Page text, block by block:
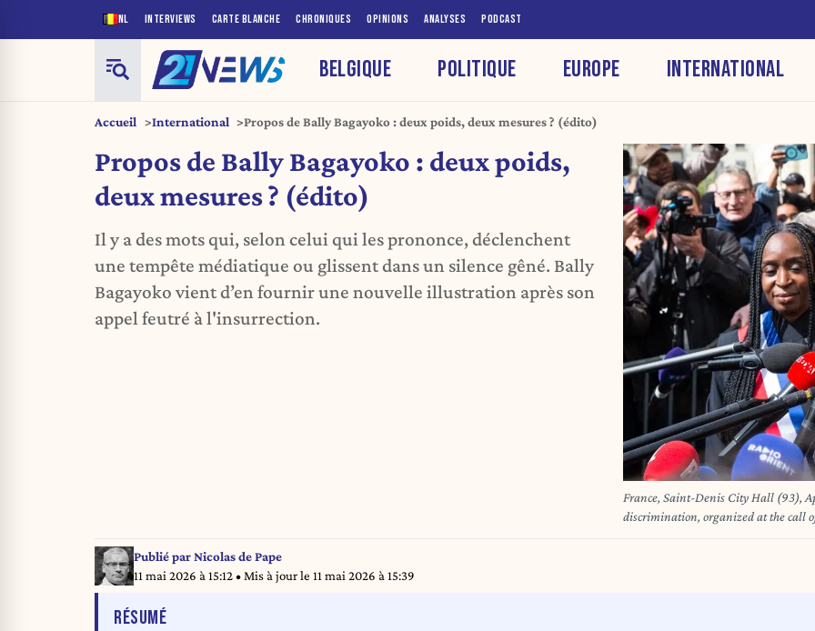
NL INTERVIEWS CARTE BLANCHE CHRONIQUES OPINIONS ANALYSES PODCAST
BELGIQUE POLITIQUE EUROPE INTERNATIONAL
Accueil International Propos de Bally Bagayoko : deux poids, deux mesures ? (édito)
Propos de Bally Bagayoko : deux poids,
deux mesures ? (édito)
Il y a des mots qui, selon celui qui les prononce, déclenchent
une tempête médiatique ou glissent dans un silence gêné. Bally
Bagayoko vient d’en fournir une nouvelle illustration après son
appel feutré à l'insurrection.
France, Saint-Denis City Hall (93),
discrimination, organized at the call
Pierrefitte-sur-Seine, following the
Publié parNicolas de Pape
11 mai 2026 à 15:12• Mis à jour le 11 mai 2026 à 15:39
RÉSUMÉDE L'ARTICLE